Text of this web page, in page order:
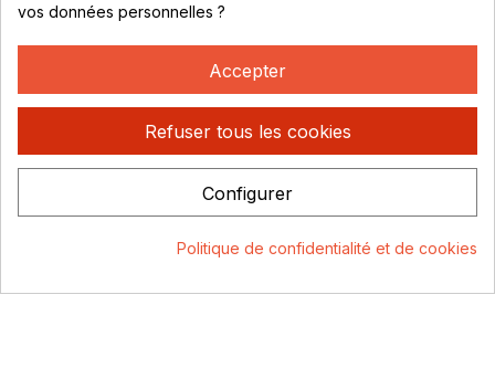
CONTACT
04 78 37 00 68
contact@rhonephilatelie.fr
Un site conçu par :
vos données personnelles ?
Accepter
Refuser tous les cookies
Configurer
Politique de confidentialité et de cookies